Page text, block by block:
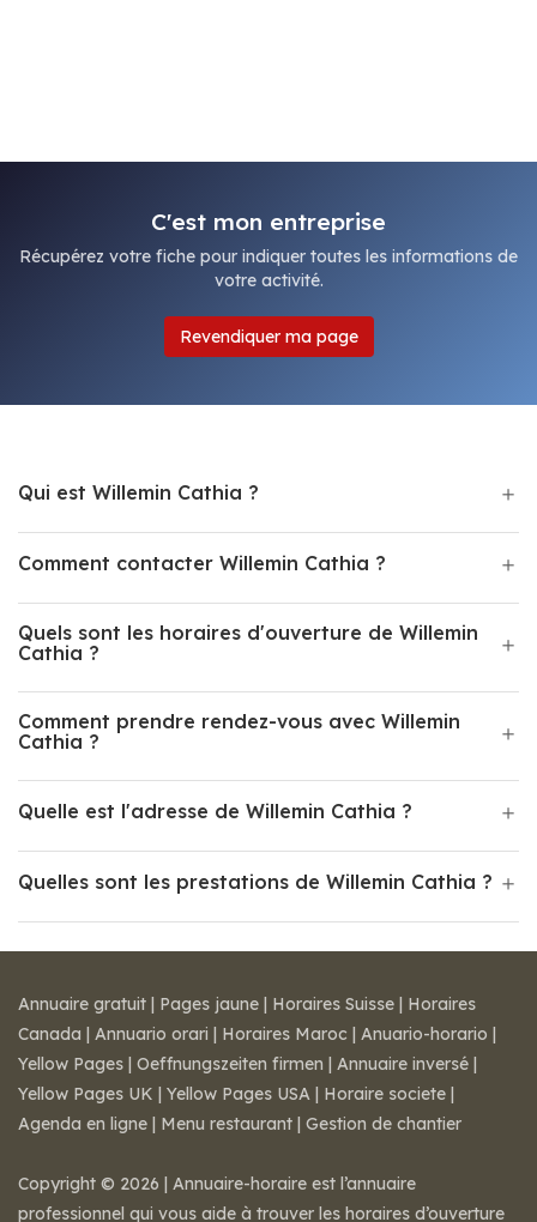
C'est mon entreprise
Récupérez votre fiche pour indiquer toutes les informations de
votre activité.
Revendiquer ma page
Qui est Willemin Cathia ?
Comment contacter Willemin Cathia ?
Quels sont les horaires d'ouverture de Willemin
Cathia ?
Comment prendre rendez-vous avec Willemin
Cathia ?
Quelle est l'adresse de Willemin Cathia ?
Quelles sont les prestations de Willemin Cathia ?
Annuaire gratuit | Pages jaune | Horaires Suisse | Horaires
Canada | Annuario orari | Horaires Maroc | Anuario-horario |
Yellow Pages | Oeffnungszeiten firmen | Annuaire inversé |
Yellow Pages UK | Yellow Pages USA | Horaire societe |
Agenda en ligne | Menu restaurant | Gestion de chantier
Copyright © 2026 | Annuaire-horaire est l’annuaire
professionnel qui vous aide à trouver les horaires d’ouverture